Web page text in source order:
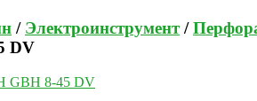
/ Электроинструмент /
DV